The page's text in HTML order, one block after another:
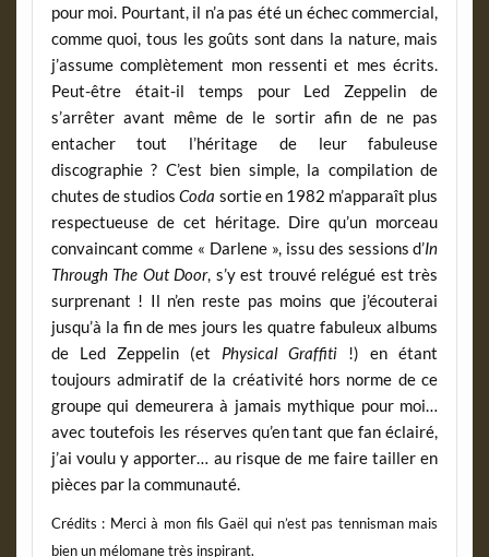
pour moi. Pourtant, il n’a pas été un échec commercial,
comme quoi, tous les goûts sont dans la nature, mais
j’assume complètement mon ressenti et mes écrits.
Peut-être était-il temps pour Led Zeppelin de
s’arrêter avant même de le sortir afin de ne pas
entacher tout l’héritage de leur fabuleuse
discographie ? C’est bien simple, la compilation de
chutes de studiosCoda sortie en 1982 m’apparaît plus
respectueuse de cet héritage. Dire qu’un morceau
convaincant comme « Darlene », issu des sessions d’In
Through The Out Door, s’y est trouvé relégué est très
surprenant ! Il n’en reste pas moins que j’écouterai
jusqu’à la fin de mes jours les quatre fabuleux albums
de Led Zeppelin (et Physical Graffiti !) en étant
toujours admiratif de la créativité hors norme de ce
groupe qui demeurera à jamais mythique pour moi…
avec toutefois les réserves qu’en tant que fan éclairé,
j’ai voulu y apporter… au risque de me faire tailler en
pièces par la communauté.
Crédits : Merci à mon fils Gaël qui n’est pas tennisman mais
bien un mélomane très inspirant.